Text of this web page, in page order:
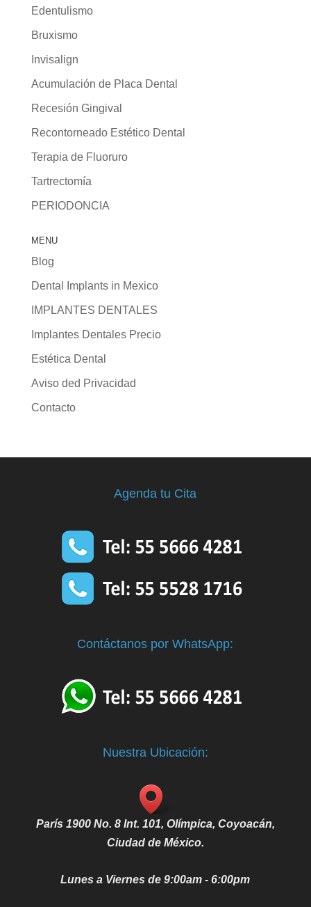
Edentulismo
Bruxismo
Invisalign
Acumulación de Placa Dental
Recesión Gingival
Recontorneado Estético Dental
Terapia de Fluoruro
Tartrectomía
PERIODONCIA
MENU
Blog
Dental Implants in Mexico
IMPLANTES DENTALES
Implantes Dentales Precio
Estética Dental
Aviso ded Privacidad
Contacto
Agenda tu Cita
Contáctanos por WhatsApp:
Nuestra Ubicación:
París 1900 No. 8 Int. 101, Olímpica, Coyoacán,
Ciudad de México.
Lunes a Viernes de 9:00am - 6:00pm